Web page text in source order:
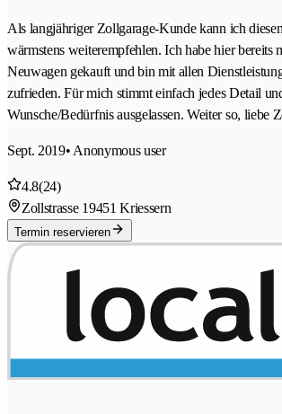
Als langjähriger Zollgarage-Kunde kann ich
wärmstens weiterempfehlen. Ich habe hier bereits
Neuwagen gekauft und bin mit allen
zufrieden. Für mich stimmt einfach jedes Detail
Wunsche/Bedürfnis ausgelassen. Weiter so, liebe
Sept. 2019• Anonymous user
4.8(24)
Zollstrasse 19451 Kriessern
Termin reservieren